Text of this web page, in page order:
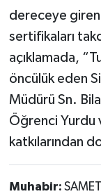
dereceye
sertifikaları
açıklamada,
öncülük eden
Müdürü Sn.
Öğrenci Yurdu
katkılarından
Muhabir: